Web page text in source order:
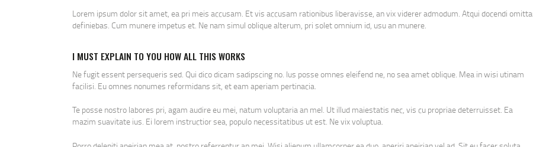
Lorem ipsum dolor sit amet, ea pri meis accusam. Et vis accusam rationibus liberavisse, an vix viderer admodum. Atqui docendi
definiebas. Cum munere impetus et. Ne nam simul oblique alterum, pri solet omnium id, usu an munere.
I MUST EXPLAIN TO YOU HOW ALL THIS WORKS
Ne fugit essent persequeris sed. Qui dico dicam sadipscing no. Ius posse omnes eleifend ne, no sea amet oblique. Mea in wisi utinam
facilisi. Eu omnes nonumes reformidans sit, et eam aperiam pertinacia.
Te posse nostro labores pri, agam audire eu mei, natum voluptaria an mel. Ut illud maiestatis nec, vis cu propriae deterruisset. Ea
mazim suavitate ius. Ei lorem instructior sea, populo necessitatibus ut est. Ne vix voluptua.